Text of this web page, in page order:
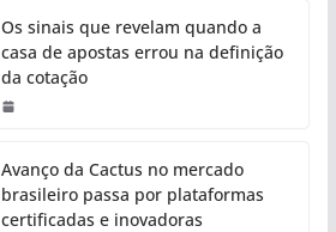
Os sinais que revelam quando a
casa de apostas errou na definição
da cotação
Avanço da Cactus no mercado
brasileiro passa por plataformas
certificadas e inovadoras